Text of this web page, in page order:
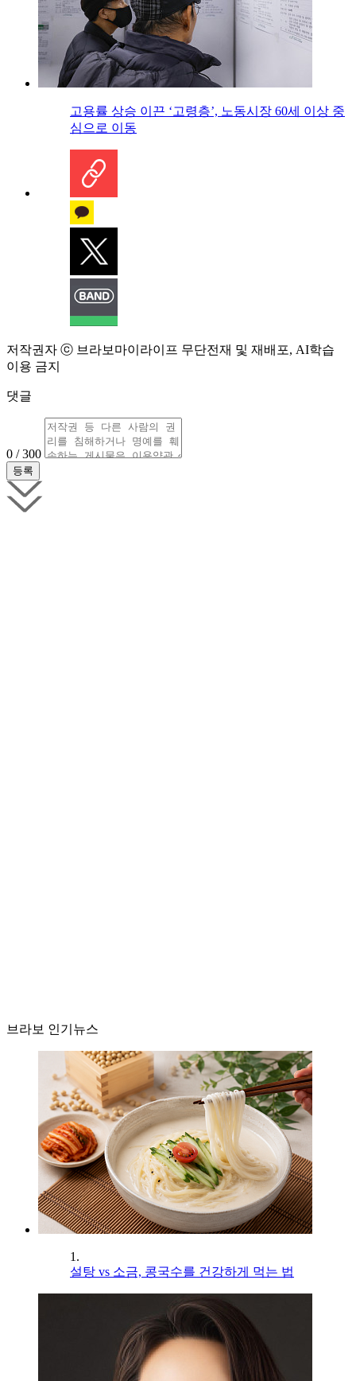
고용률 상승 이끈 ‘고령층’, 노동시장 60세 이상 중
심으로 이동
저작권자 ⓒ 브라보마이라이프 무단전재 및 재배포, AI학습
이용 금지
댓글
0 / 300
브라보 인기뉴스
1.
설탕 vs 소금, 콩국수를 건강하게 먹는 법